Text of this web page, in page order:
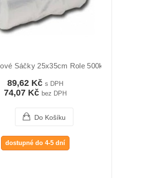
Sáčky 25x35cm Role 500ks
89,62 Kč s DPH
74,07 Kč bez DPH
Do Košíku
dostupné do 4-5 dní